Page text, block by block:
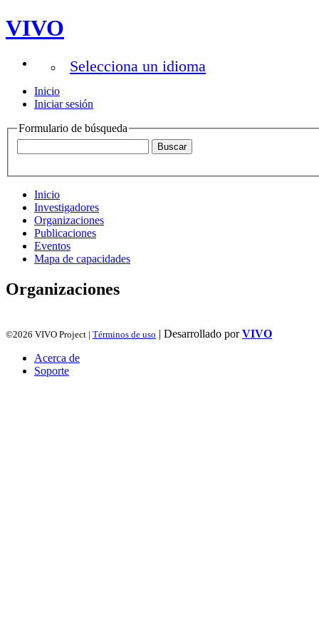
VIVO
Selecciona un idioma
Inicio
Iniciar sesión
Formulario de búsqueda
Inicio
Investigadores
Organizaciones
Publicaciones
Eventos
Mapa de capacidades
Organizaciones
©2026 VIVO Project | Términos de uso | Desarrollado porVIVO
Acerca de
Soporte